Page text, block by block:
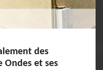
des
Ondes et ses